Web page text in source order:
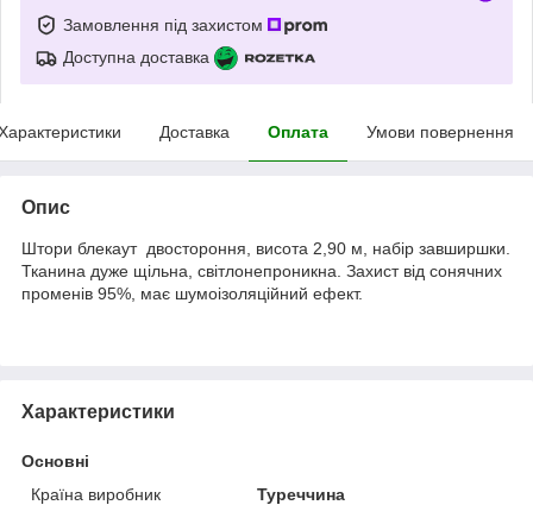
Замовлення під захистом
Доступна доставка
Доставка Оплата Умови повернення
Опис
Штори блекаут двостороння, висота 2,90 м, набір завширшки.
Тканина дуже щільна, світлонепроникна. Захист від сонячних
променів 95%, має шумоізоляційний ефект.
Характеристики
Основні
Країна виробник
Туреччина